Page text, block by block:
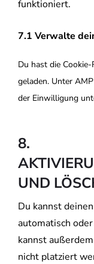
funktioniert.
7.1 Verwalte
Du hast die
geladen. Unter
der Einwilligung
8.
UND
Du kannst
automatisch
kannst
nicht platziert